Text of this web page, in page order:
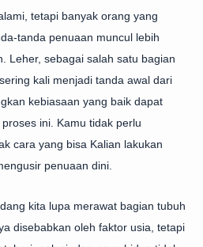
tetapi banyak orang yang
tanda penuaan muncul lebih
Leher, sebagai salah satu bagian
kali menjadi tanda awal dari
kebiasaan yang baik dapat
ini. Kamu tidak perlu
cara yang bisa Kalian lakukan
penuaan dini.
kita lupa merawat bagian tubuh
disebabkan oleh faktor usia, tetapi